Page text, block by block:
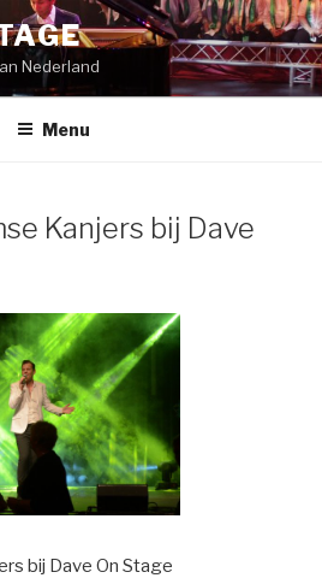
Nederland
Menu
Kanjers bij Dave
bij Dave On Stage